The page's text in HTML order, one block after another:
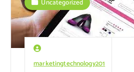
marketingtechnology201
Uncategorized